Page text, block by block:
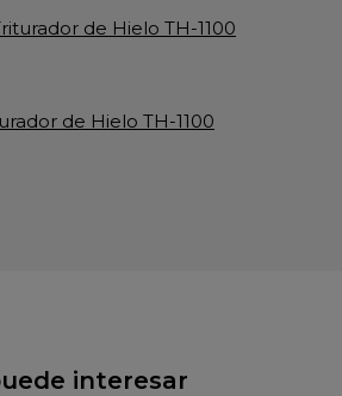
de Hielo TH-1100
de Hielo TH-1100
interesar